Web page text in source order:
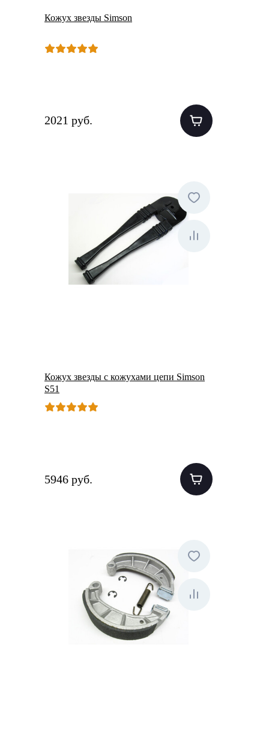
Кожух звезды Simson
2021 руб.
Кожух звезды с кожухами цепи Simson
S51
5946 руб.